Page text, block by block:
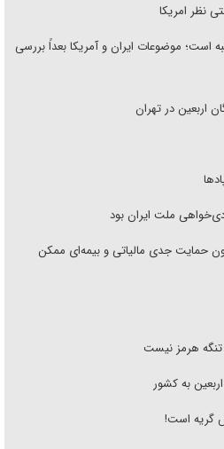
نظر امریکا
است؛ موضوعات ایران و آمریکا بعداً بررسی
اربعین در تهران
ملت ایران بود
حمایت جدی مالیاتی و بیمه‌ای ممکن
تنگه هرمز نیست
گریه است!